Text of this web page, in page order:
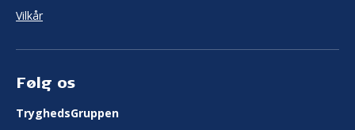
Vilkår
Følg os
TryghedsGruppen